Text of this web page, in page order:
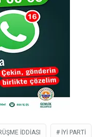
IDDIASI IYI PARTI